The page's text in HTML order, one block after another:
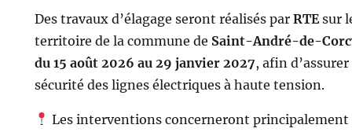
Des travaux d’élagage seront réalisés par RTEsur
territoire de la commune de Saint-André-de-
du 15 août 2026 au 29 janvier 2027, afin d’assurer
sécurité des lignes électriques à haute tension.
Les interventions concerneront principalement